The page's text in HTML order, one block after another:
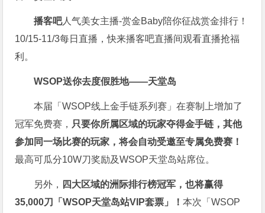
播客吧人气美女主播-赏金Baby陪你征战赏金排行！
10/15-11/3每日直播，快来播客吧直播间观看直播抢福
利。
WSOP送你去度假胜地——天堂岛
本届「WSOP线上金手链系列赛」在赛制上增加了
冠军免费赛， 只要你所属区域的玩家夺得金手链，其他
参加同一场比赛的玩家，将会自动受邀至专属免费赛！
最高可瓜分10W刀奖励及WSOP天堂岛站席位。
另外， 四大区域的洲际排行榜冠军，也将赢得
35,000刀「WSOP天堂岛站VIP套票」！本次「WSOP